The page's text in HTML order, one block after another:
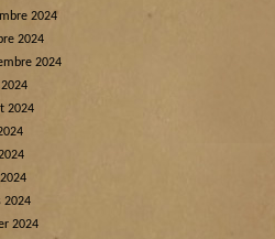
2024
2024
2024
2024
2024
2024